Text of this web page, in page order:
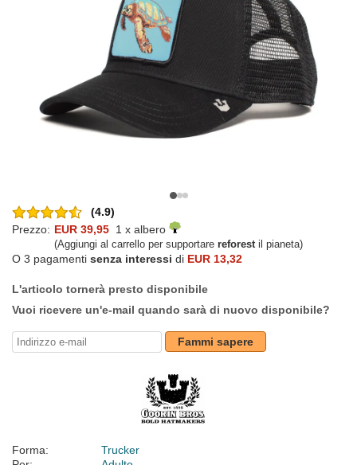
(4.9)
Prezzo: EUR 39,95 1 x albero
(Aggiungi al carrello per supportare reforestil pianeta)
O 3 pagamenti senza interessi di EUR 13,32
L'articolo tornerà presto disponibile
Vuoi ricevere un'e-mail quando sarà di nuovo disponibile?
Fammi sapere
Forma:
Trucker